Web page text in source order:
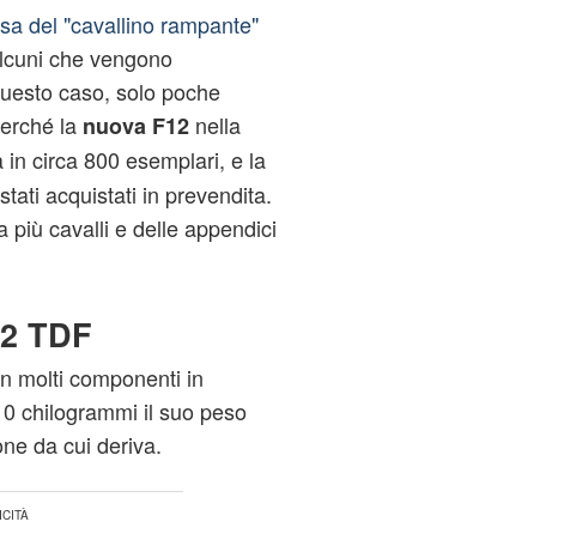
del "cavallino rampante"
che vengono
caso, solo poche
la nuova F12nella
circa 800 esemplari, e la
acquistati in prevendita.
più cavalli e delle appendici
TDF
molti componenti in
chilogrammi il suo peso
da cui deriva.